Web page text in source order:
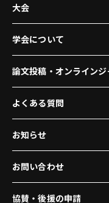
大会
学会について
論文投稿・オンライン
よくある質問
お知らせ
お問い合わせ
協賛・後援の申請